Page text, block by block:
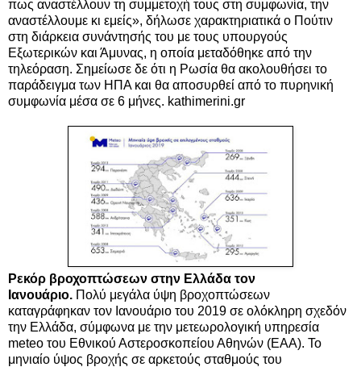
πως αναστέλλουν τη συμμετοχή τους στη συμφωνία, την
αναστέλλουμε κι εμείς», δήλωσε χαρακτηριατικά ο Πούτιν
στη διάρκεια συνάντησής του με τους υπουργούς
Εξωτερικών και Άμυνας, η οποία μεταδόθηκε από την
τηλεόραση. Σημείωσε δε ότι η Ρωσία θα ακολουθήσει το
παράδειγμα των ΗΠΑ και θα αποσυρθεί από το πυρηνική
συμφωνία μέσα σε 6 μήνες. kathimerini.gr
Ρεκόρ βροχοπτώσεων στην Ελλάδα τον
Ιανουάριο. Πολύ μεγάλα ύψη βροχοπτώσεων
καταγράφηκαν τον Ιανουάριο του 2019 σε ολόκληρη σχεδόν
την Ελλάδα, σύμφωνα με την μετεωρολογική υπηρεσία
meteo του Εθνικού Αστεροσκοπείου Αθηνών (ΕΑΑ). Το
μηνιαίο ύψος βροχής σε αρκετούς σταθμούς του